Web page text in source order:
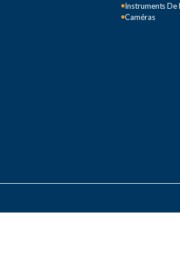
500 V CC)Instruments De
Caméras